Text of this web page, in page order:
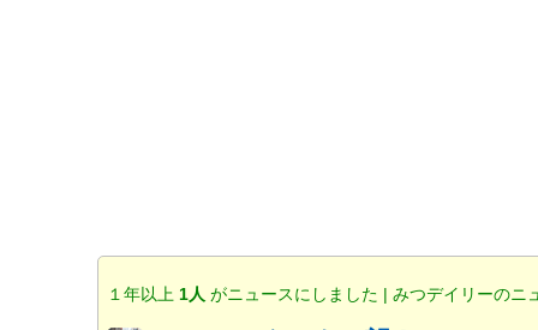
１年以上 1人がニュースにしました | みつデイリーのニ